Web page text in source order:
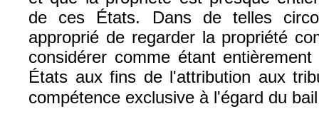
de ces États. Dans de telles
approprié de regarder la propriété
considérer comme étant
États aux fins de l'attribution aux
compétence exclusive à l'égard du